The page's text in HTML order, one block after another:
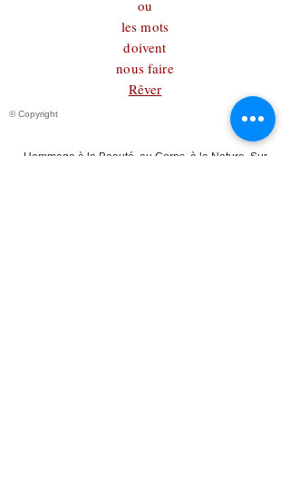
ou
les mots
doivent
nous faire
Rêver
© Copyright
Hommage à la Beauté, au Corps, à la Nature. Sur